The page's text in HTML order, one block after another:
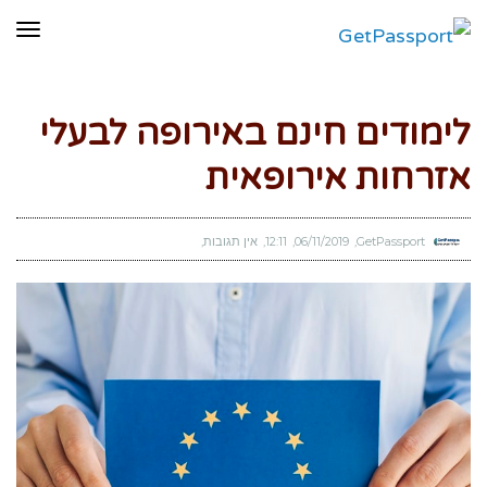
לימודים חינם באירופה לבעלי
אזרחות אירופאית
06/11/2019
12:11 אין תגובות